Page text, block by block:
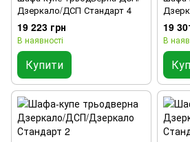
Дзеркало/ДСП Стандарт 4
19 223 грн
В наявності
Купити
19
В